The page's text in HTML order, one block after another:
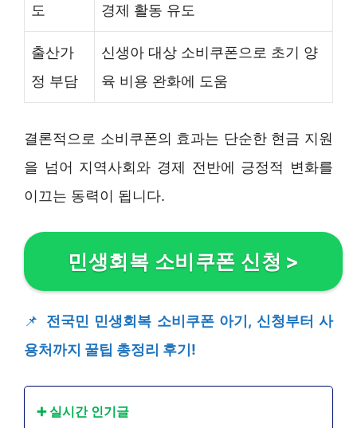
도
경제 활동 유도
출산가
정 부담
신생아 대상 소비쿠폰으로 초기 양
육 비용 완화에 도움
결론적으로 소비쿠폰의 효과는 단순한 현금 지원
을 넘어 지역사회와 경제 전반에 긍정적 변화를
이끄는 동력이 됩니다.
민생회복 소비쿠폰 신청 >
📌 전국민 민생회복 소비쿠폰 아기, 신청부터 사
용처까지 꿀팁 총정리 후기!
➕ 실시간 인기글